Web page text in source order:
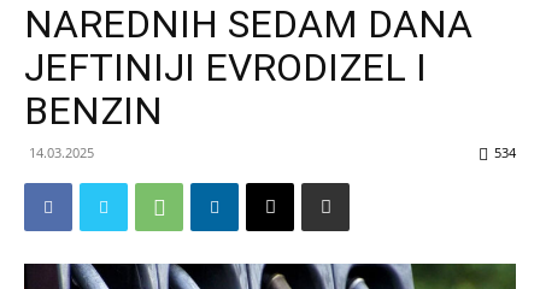
NAREDNIH SEDAM DANA
JEFTINIJI EVRODIZEL I
BENZIN
14.03.2025 534